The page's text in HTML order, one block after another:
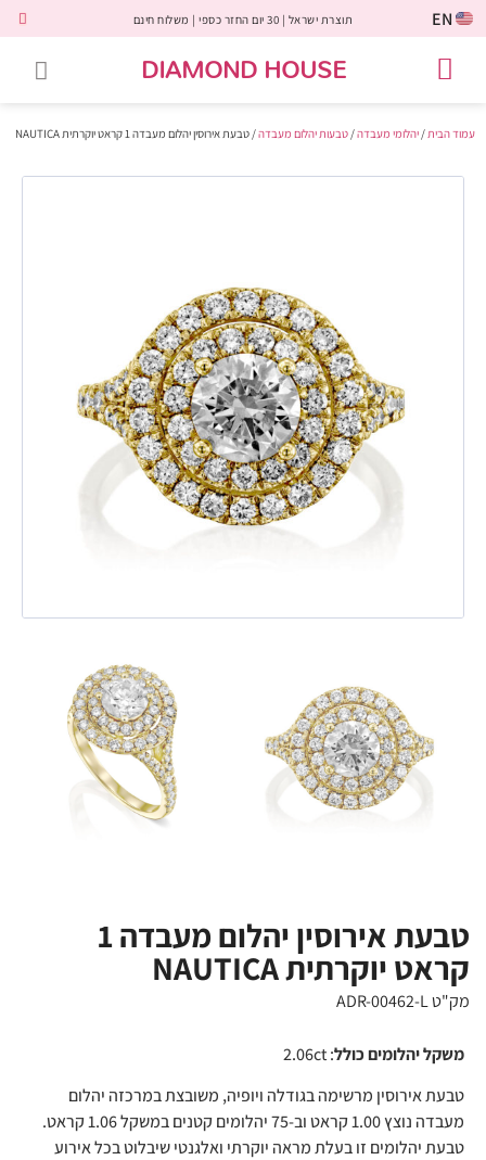
EN תוצרת ישראל | 30 יום החזר כספי | משלוח חינם
DIAMOND HOUSE
עמוד הבית/יהלומי מעבדה/טבעות יהלום מעבדה/ טבעת אירוסין יהלום מעבדה 1 קראט יוקרתית NAUTICA
טבעת אירוסין יהלום מעבדה 1
קראט יוקרתית NAUTICA
מק"ט ADR-00462-L
משקל יהלומים כולל: 2.06ct
טבעת אירוסין מרשימה בגודלה ויופיה, משובצת במרכזה יהלום
מעבדה נוצץ 1.00 קראט וב-75 יהלומים קטנים במשקל 1.06 קראט.
טבעת יהלומים זו בעלת מראה יוקרתי ואלגנטי שיבלוט בכל אירוע